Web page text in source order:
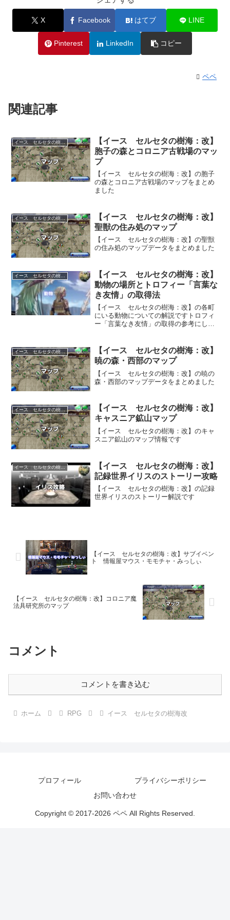
X Facebook はてブ LINE
Pinterest LinkedIn コピー
ペペ
関連記事
イース セルセタの樹海改
【イース セルセタの樹海：改】
胞子の森とコロニア古戦場のマッ
プ
【イース セルセタの樹海：改】の胞子
の森とコロニア古戦場のマップをまとめ
ました
イース セルセタの樹海改
【イース セルセタの樹海：改】
聖獣の住み処のマップ
【イース セルセタの樹海：改】の聖獣
の住み処のマップデータをまとめました
イース セルセタの樹海改
【イース セルセタの樹海：改】
動物の場所とトロフィー「言葉な
き友情」の取得法
【イース セルセタの樹海：改】の各町
にいる動物についての解説ですトロフィ
ー「言葉なき友情」の取得の参考にして
イース セルセタの樹海改
【イース セルセタの樹海：改】
暁の森・西部のマップ
【イース セルセタの樹海：改】の暁の
森・西部のマップデータをまとめました
イース セルセタの樹海改
【イース セルセタの樹海：改】
キャスニア鉱山マップ
【イース セルセタの樹海：改】のキャ
スニア鉱山のマップ情報です
【イース セルセタの樹海：改】
記録世界イリスのストーリー攻略
【イース セルセタの樹海：改】の記録
世界イリスのストーリー解説です
【イース セルセタの樹海：改】サブイベン
ト 情報屋マウス・モモチャ・みっしぃ
【イース セルセタの樹海：改】コロニア魔
法具研究所のマップ
コメント
コメントを書き込む
ホーム RPG イース セルセタの樹海改
プロフィール
プライバシーポリシー
お問い合わせ
Copyright © 2017-2026 ペペ All Rights Reserved.